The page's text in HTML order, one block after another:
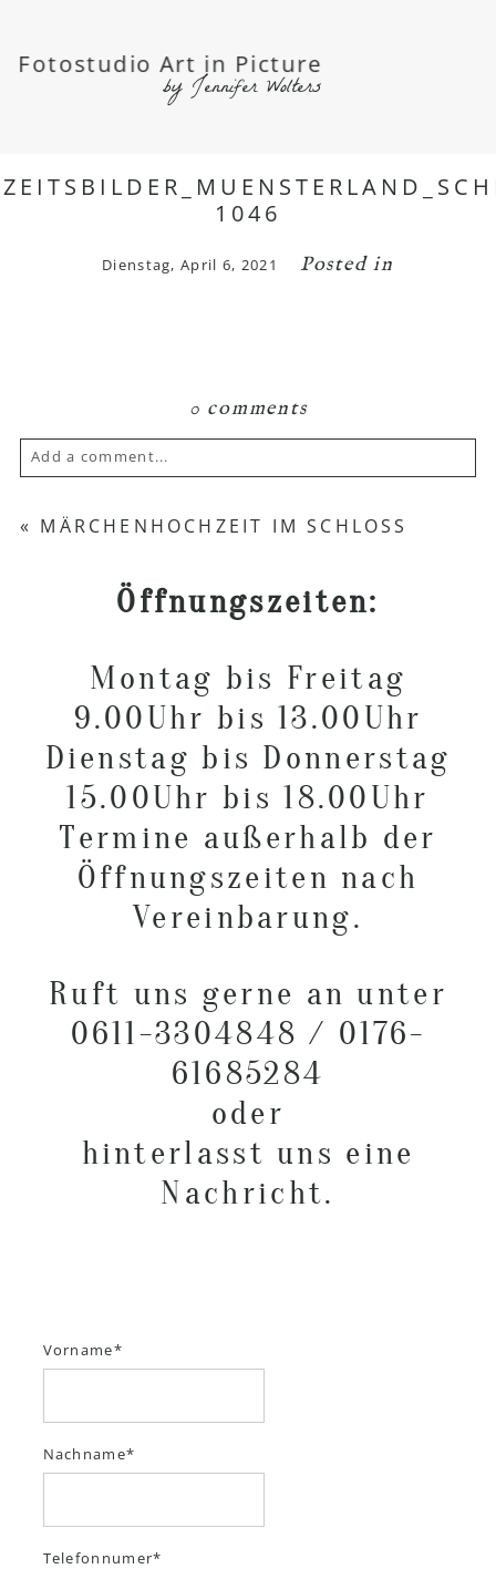
Fotostudio Art in Picture
by Jennifer Wolters
1046
Dienstag, April 6, 2021 Posted in
0 comments
Add a comment...
Your email is never published or shared.
POST COMMENT
« MÄRCHENHOCHZEIT IM SCHLOSS
Öffnungszeiten:
Montag bis Freitag
9.00Uhr bis 13.00Uhr
Dienstag bis Donnerstag
15.00Uhr bis 18.00Uhr
Termine außerhalb der
Öffnungszeiten nach
Vereinbarung.
Ruft uns gerne an unter
0611-3304848 / 0176-
61685284
oder
hinterlasst uns eine
Nachricht.
Vorname
Nachname
Telefonnumer